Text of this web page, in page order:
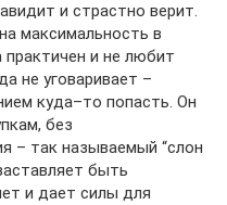
и страстно верит.
максимальность в
практичен и не любит
не уговаривает –
куда–то попасть. Он
без
– так называемый “слон
быть
и дает силы для